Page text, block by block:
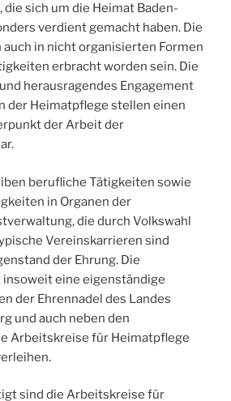
die sich um die Heimat Baden-
verdient gemacht haben. Die
in nicht organisierten Formen
erbracht worden sein. Die
herausragendes Engagement
der Heimatpflege stellen einen
der Arbeit der
berufliche Tätigkeiten sowie
in Organen der
die durch Volkswahl
Vereinskarrieren sind
der Ehrung. Die
eine eigenständige
der Ehrennadel des Landes
und auch neben den
Arbeitskreise für Heimatpflege
sind die Arbeitskreise für